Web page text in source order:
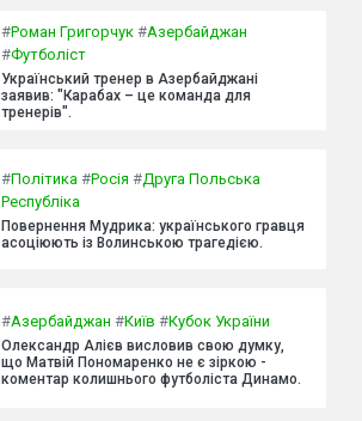
#Роман Григорчук #Азербайджан
#Футболіст
Український тренер в Азербайджані
заявив: "Карабах – це команда для
тренерів".
#Політика #Росія #Друга Польська
Республіка
Повернення Мудрика: українського гравця
асоціюють із Волинською трагедією.
#Азербайджан #Київ #Кубок України
Олександр Алієв висловив свою думку,
що Матвій Пономаренко не є зіркою -
коментар колишнього футболіста Динамо.